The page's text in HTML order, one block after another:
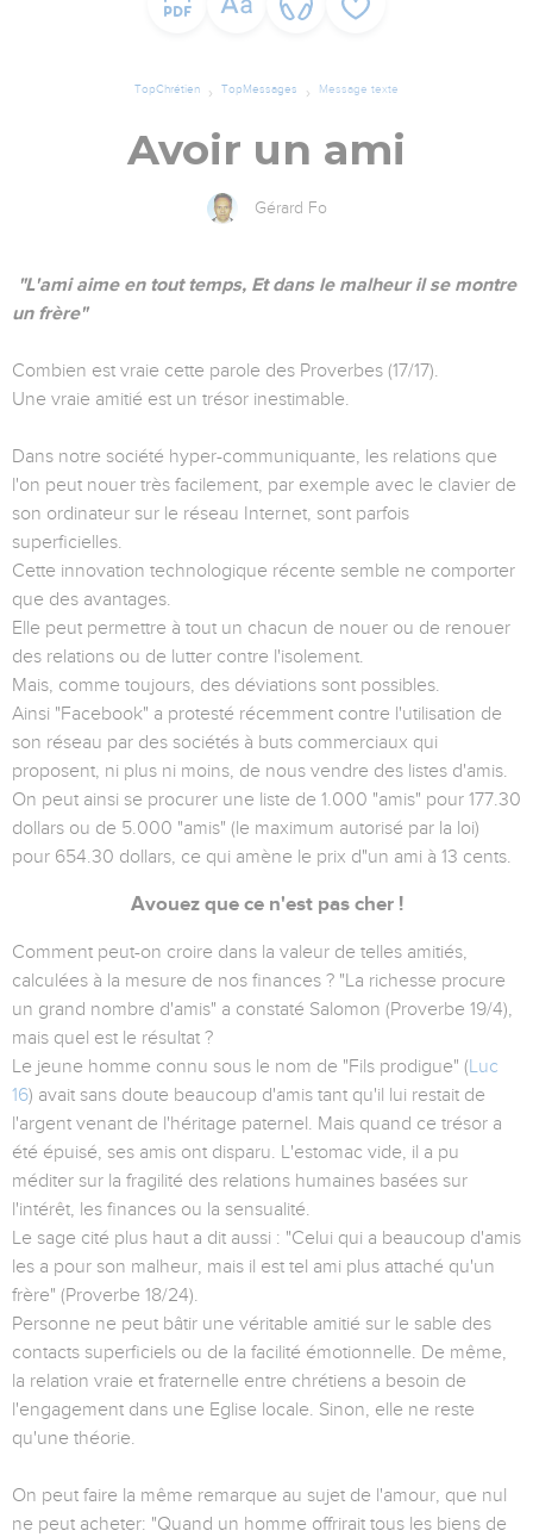
TopChrétien TopMessages Message texte
Avoir un ami
Gérard Fo
"L'ami aime en tout temps, Et dans le malheur il se montre
un frère"
Combien est vraie cette parole des Proverbes (17/17).
Une vraie amitié est un trésor inestimable.
Dans notre société hyper-communiquante, les relations que
l'on peut nouer très facilement, par exemple avec le clavier de
son ordinateur sur le réseau Internet, sont parfois
superficielles.
Cette innovation technologique récente semble ne comporter
que des avantages.
Elle peut permettre à tout un chacun de nouer ou de renouer
des relations ou de lutter contre l'isolement.
Mais, comme toujours, des déviations sont possibles.
Ainsi "Facebook" a protesté récemment contre l'utilisation de
son réseau par des sociétés à buts commerciaux qui
proposent, ni plus ni moins, de nous vendre des listes d'amis.
On peut ainsi se procurer une liste de 1.000 "amis" pour 177.30
dollars ou de 5.000 "amis" (le maximum autorisé par la loi)
pour 654.30 dollars, ce qui amène le prix d"un ami à 13 cents.
Avouez que ce n'est pas cher !
Comment peut-on croire dans la valeur de telles amitiés,
calculées à la mesure de nos finances ? "La richesse procure
un grand nombre d'amis" a constaté Salomon (Proverbe 19/4),
mais quel est le résultat ?
Le jeune homme connu sous le nom de "Fils prodigue" (Luc
16) avait sans doute beaucoup d'amis tant qu'il lui restait de
l'argent venant de l'héritage paternel. Mais quand ce trésor a
été épuisé, ses amis ont disparu. L'estomac vide, il a pu
méditer sur la fragilité des relations humaines basées sur
l'intérêt, les finances ou la sensualité.
Le sage cité plus haut a dit aussi : "Celui qui a beaucoup d'amis
les a pour son malheur, mais il est tel ami plus attaché qu'un
frère" (Proverbe 18/24).
Personne ne peut bâtir une véritable amitié sur le sable des
contacts superficiels ou de la facilité émotionnelle. De même,
la relation vraie et fraternelle entre chrétiens a besoin de
l'engagement dans une Eglise locale. Sinon, elle ne reste
qu'une théorie.
On peut faire la même remarque au sujet de l'amour, que nul
ne peut acheter: "Quand un homme offrirait tous les biens de